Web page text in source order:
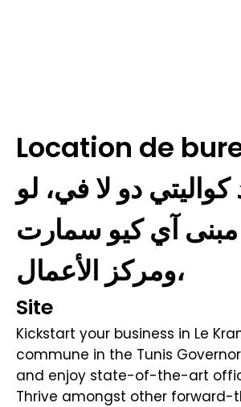
Location de
كواليتي دو لا في، لو
مبنى آي كيو سمارت
ومركز الأعمال،
Site
Kickstart your business in Le
commune in the Tunis
and enjoy state-of-the-art
Thrive amongst other forward-